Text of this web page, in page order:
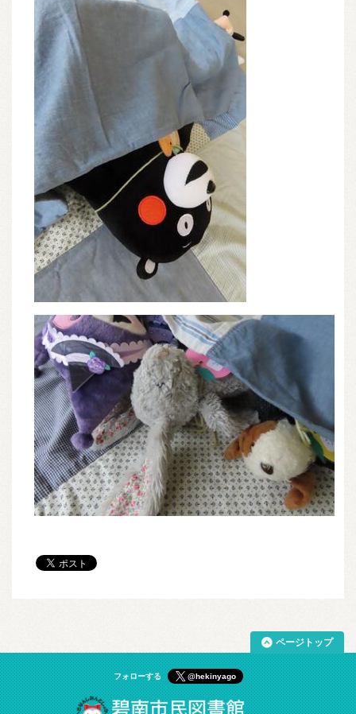
ページトップ
フォローする @hekinyago